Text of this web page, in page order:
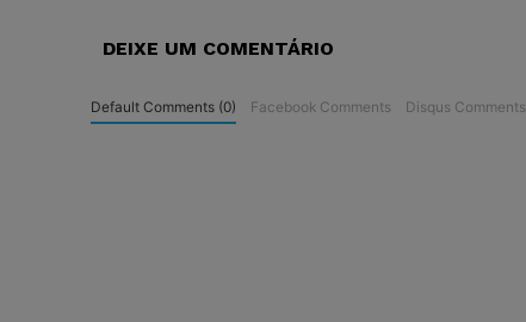
DEIXE UM COMENTÁRIO
Default Comments (0) Facebook Comments Disqus Comments